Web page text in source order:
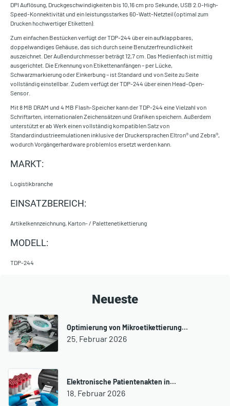
DPI Auflösung, Druckgeschwindigkeiten bis 10,16 cm pro Sekunde, USB 2.0-High-
Speed-Konnektivität und ein leistungsstarkes 60-Watt-Netzteil (optimal zum
Drucken hochwertiger Etiketten).
Zum einfachen Bestücken verfügt der TDP-244 über ein aufklappbares,
doppelwandiges Gehäuse, das sich durch seine Benutzerfreundlichkeit
auszeichnet. Der Außendurchmesser beträgt 12,7 cm. Das Medienfach ist mittig
ausgerichtet. Die Erkennung von Etikettenanfängen – per Lücke,
Schwarzmarkierung oder Einkerbung – ist Standard und von Seite zu Seite
vollständig einstellbar. Zudem verfügt der TDP-244 über einen Head-Open-
Sensor.
Mit 8 MB DRAM und 4 MB Flash-Speicher kann der TDP-244 eine Vielzahl von
Schriftarten, internationalen Zeichensätzen und Grafiken speichern. Außerdem
unterstützt er ab Werk einen vollständig kompatiblen Satz von
Standardindustrieemulationen inklusive der Druckersprachen Eltron® und Zebra®,
wodurch Vorgängerhardware problemlos ersetzt werden kann.
MARKT:
Logistikbranche
EINSATZBEREICH:
Artikelkennzeichnung, Karton- / Palettenetikettierung
MODELL:
TDP-244
Neueste
Optimierung von Mikroetikettierung…
25. Februar 2026
Elektronische Patientenakten in…
18. Februar 2026